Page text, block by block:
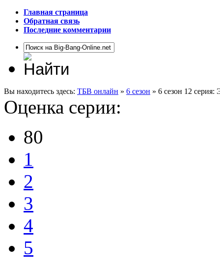
Главная страница
Обратная связь
Последние комментарии
Вы находитесь здесь: ТБВ онлайн » 6 сезон » 6 сезон 12 серия:
Оценка серии:
80
1
2
3
4
5